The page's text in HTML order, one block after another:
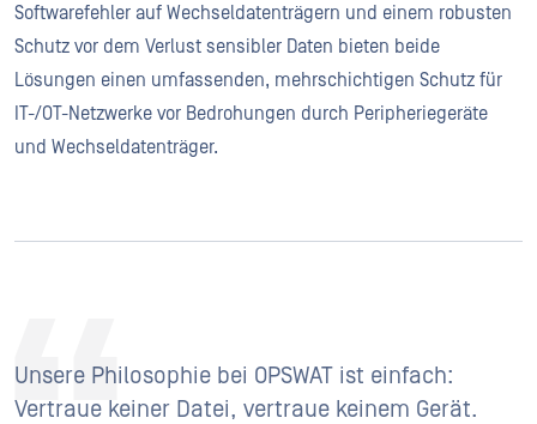
Softwarefehler auf Wechseldatenträgern und einem robusten
Schutz vor dem Verlust sensibler Daten bieten beide
Lösungen einen umfassenden, mehrschichtigen Schutz für
IT-/OT-Netzwerke vor Bedrohungen durch Peripheriegeräte
und Wechseldatenträger.
Unsere Philosophie bei OPSWAT ist einfach:
Vertraue keiner Datei, vertraue keinem Gerät.